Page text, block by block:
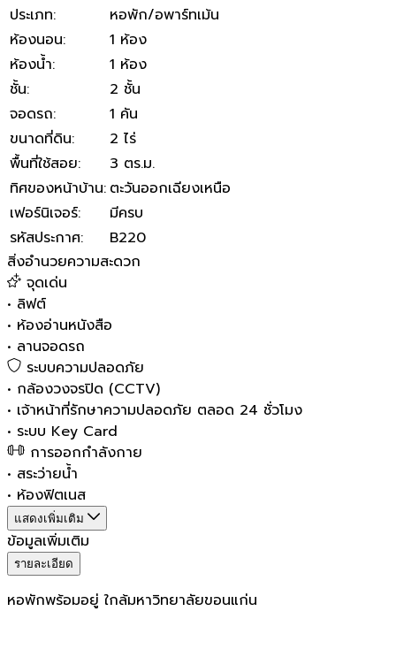
ประเภท:
หอพัก/อพาร์ทเม้น
ห้องนอน:
1 ห้อง
ห้องน้ำ:
1 ห้อง
ชั้น:
2 ชั้น
จอดรถ:
1 คัน
ขนาดที่ดิน:
2 ไร่
พื้นที่ใช้สอย:
3 ตร.ม.
ทิศของหน้าบ้าน: ตะวันออกเฉียงเหนือ
เฟอร์นิเจอร์:
มีครบ
รหัสประกาศ:
B220
สิ่งอำนวยความสะดวก
จุดเด่น
• ลิฟต์
• ห้องอ่านหนังสือ
• ลานจอดรถ
ระบบความปลอดภัย
• กล้องวงจรปิด (CCTV)
• เจ้าหน้าที่รักษาความปลอดภัย ตลอด 24 ชั่วโมง
• ระบบ Key Card
การออกกำลังกาย
• สระว่ายน้ำ
• ห้องฟิตเนส
แสดงเพิ่มเติม
ข้อมูลเพิ่มเติม
รายละเอียด
หอพักพร้อมอยู่ ใกล้มหาวิทยาลัยขอนแก่น